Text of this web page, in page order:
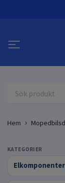
Hem
KATEGORIER
Elkomponenter